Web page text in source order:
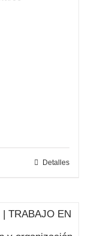
Detalles